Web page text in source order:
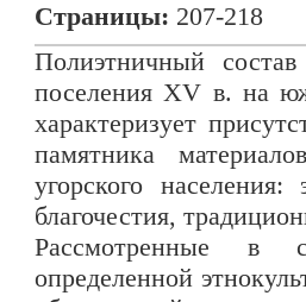
Страницы: 207-218
Полиэтничный состав
поселения XV в. на
характеризует
памятника
угорского
благочестия,
Рассмотренные в
определенной